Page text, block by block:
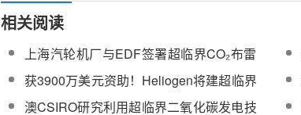
相关阅读
上海汽轮机厂与EDF签署超临界CO₂布雷
顿循环技术合作框架协议
获3900万美元资助！Heliogen将建超临界
二氧化碳光热发电系统
澳CSIRO研究利用超临界二氧化碳发电技